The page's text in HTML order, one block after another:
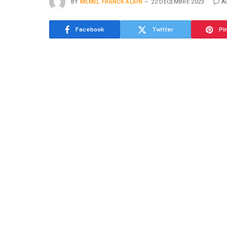
BY MEMEL FRANCK ALAIN 22 DÉCEMBRE 2023
Facebook Twitter